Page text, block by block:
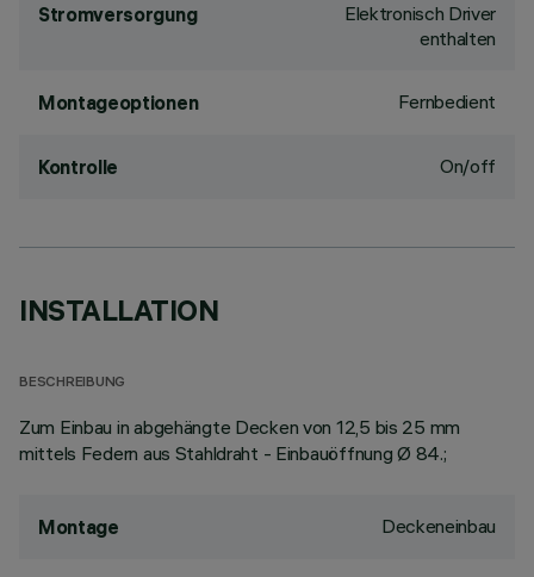
Stromversorgung
Elektronisch Driver
enthalten
Montageoptionen Fernbedient
Kontrolle On/off
INSTALLATION
BESCHREIBUNG
Zum Einbau in abgehängte Decken von 12,5 bis 25 mm
mittels Federn aus Stahldraht - Einbauöffnung Ø 84.;
Montage Deckeneinbau